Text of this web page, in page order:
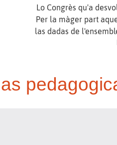
Lo Congrès qu'a
Per la màger part
las dadas de